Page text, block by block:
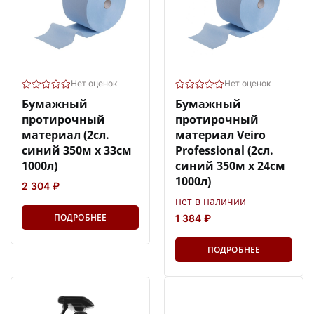
Нет оценок
Бумажный
протирочный
материал (2сл.
синий 350м х 33см
1000л)
2 304 ₽
ПОДРОБНЕЕ
Нет оценок
Бумажный
протирочный
материал Veiro
Professional (2сл.
синий 350м х 24см
1000л)
нет в наличии
1 384 ₽
ПОДРОБНЕЕ